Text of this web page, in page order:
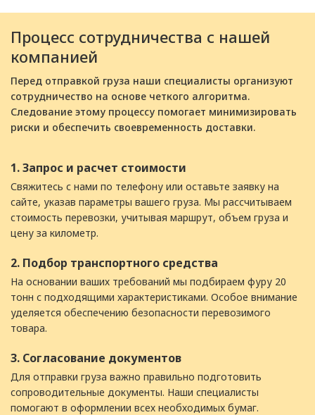
Процесс сотрудничества с нашей
компанией
Перед отправкой груза наши специалисты организуют
сотрудничество на основе четкого алгоритма.
Следование этому процессу помогает минимизировать
риски и обеспечить своевременность доставки.
1. Запрос и расчет стоимости
Свяжитесь с нами по телефону или оставьте заявку на
сайте, указав параметры вашего груза. Мы рассчитываем
стоимость перевозки, учитывая маршрут, объем груза и
цену за километр.
2. Подбор транспортного средства
На основании ваших требований мы подбираем фуру 20
тонн с подходящими характеристиками. Особое внимание
уделяется обеспечению безопасности перевозимого
товара.
3. Согласование документов
Для отправки груза важно правильно подготовить
сопроводительные документы. Наши специалисты
помогают в оформлении всех необходимых бумаг.